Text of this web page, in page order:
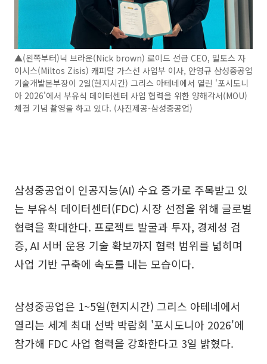
▲(왼쪽부터)닉 브라운(Nick brown) 로이드 선급 CEO, 밀토스 자
이시스(Miltos Zisis) 캐피탈 가스선 사업부 이사, 안영규 삼성중공업
기술개발본부장이 2일(현지시간) 그리스 아테네에서 열린 '포시도니
아 2026'에서 부유식 데이터센터 사업 협력을 위한 양해각서(MOU)
체결 기념 촬영을 하고 있다. (사진제공-삼성중공업)
삼성중공업이 인공지능(AI) 수요 증가로 주목받고 있
는 부유식 데이터센터(FDC) 시장 선점을 위해 글로벌
협력을 확대한다. 프로젝트 발굴과 투자, 경제성 검
증, AI 서버 운용 기술 확보까지 협력 범위를 넓히며
사업 기반 구축에 속도를 내는 모습이다.
삼성중공업은 1~5일(현지시간) 그리스 아테네에서
열리는 세계 최대 선박 박람회 '포시도니아 2026'에
참가해 FDC 사업 협력을 강화한다고 3일 밝혔다.